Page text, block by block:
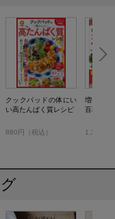
クックパッドの体にい
い高たんぱく質レシピ
880円（税込）
増補新版
百科
1,320円